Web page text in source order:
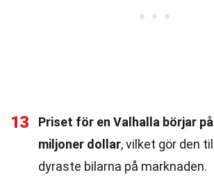
13
Priset för en Valhalla börjar
miljoner dollar, vilket gör den
dyraste bilarna på marknaden.